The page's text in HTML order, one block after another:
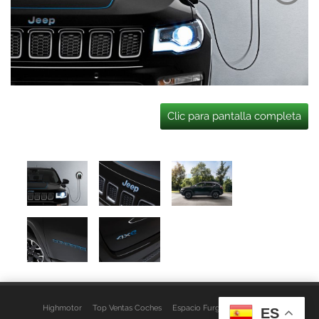
Clic para pantalla completa
Highmotor Top Ventas Coches Espacio Furgo Aviso Legal
ES